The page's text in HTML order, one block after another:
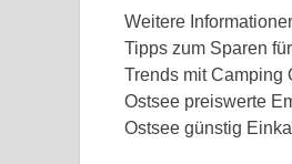
Weitere
Tipps zum Sparen
Trends mit Camping
Ostsee preiswerte
Ostsee günstig